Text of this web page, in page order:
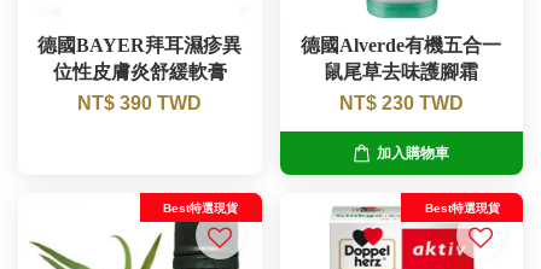
德國BAYER拜耳濕疹異
位性皮膚炎舒緩軟膏
NT$ 390 TWD
德國Alverde有機五合一
鼠尾草去味護腳霜
NT$ 230 TWD
加入購物車
Best特選現貨 Best特選現貨